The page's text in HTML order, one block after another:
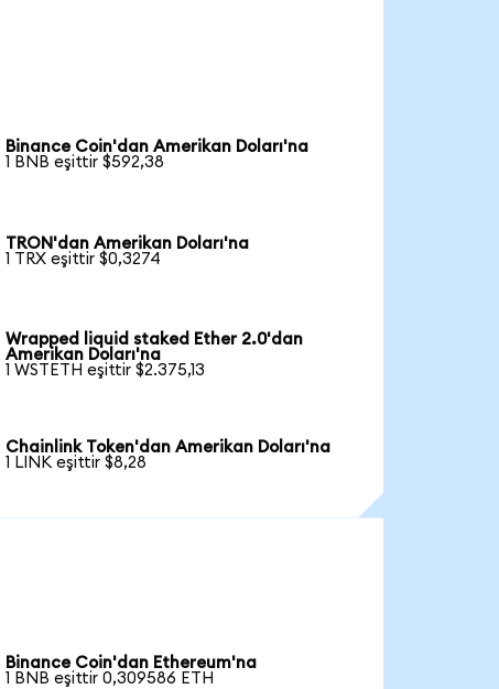
Binance Coin'dan Amerikan Doları'na
1 BNB eşittir $592,38
TRON'dan Amerikan Doları'na
1 TRX eşittir $0,3274
Wrapped liquid staked Ether 2.0'dan
Amerikan Doları'na
1 WSTETH eşittir $2.375,13
Chainlink Token'dan Amerikan Doları'na
1 LINK eşittir $8,28
Binance Coin'dan Ethereum'na
1 BNB eşittir 0,309586 ETH